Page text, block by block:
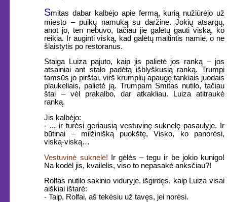
Smitas dabar kalbėjo apie fermą, kurią nužiūrėjo už
miesto – puikų namuką su daržine. Jokių atsargų,
anot jo, ten nebuvo, tačiau jie galėtų gauti viską, ko
reikia. Ir auginti viską, kad galėtų maitintis namie, o ne
šlaistytis po restoranus.
Staiga Luiza pajuto, kaip jis palietė jos ranką – jos
atsainiai ant stalo padėtą išblyškusią ranką. Trumpi
tamsūs jo pirštai, virš krumplių apaugę tankiais juodais
plaukeliais, palietė ją. Trumpam Smitas nutilo, tačiau
štai – vėl prakalbo, dar atkakliau. Luiza atitraukė
ranką.
Jis kalbėjo:
- ... ir turėsi geriausią vestuvinę suknelę pasaulyje. Ir
būtinai – milžinišką puokštę, Visko, ko panorėsi,
viską-viską…
Vestuvinė suknelė! Ir gėlės – tegu ir be jokio kunigo!
Na kodėl jis, kvailelis, viso to nepasakė anksčiau?!
Rolfas nutilo sakinio viduryje, išgirdęs, kaip Luiza visai
aiškiai ištarė:
- Taip, Rolfai, aš tekėsiu už tavęs, jei norėsi.